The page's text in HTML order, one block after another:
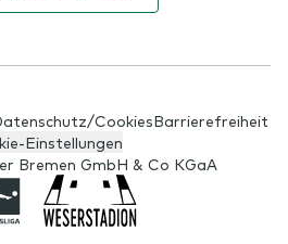
CookiesBarrierefreiheit
Einstellungen
Bremen GmbH & Co KGaA